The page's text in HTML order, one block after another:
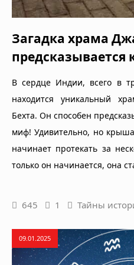
Загадка храма
В сердце Индии, всего в
находится уникальный
Бехта. Он способен
миф! Удивительно, но
начинает протекать за
только он начинается, она
645 1 Тайны
09.01.2025